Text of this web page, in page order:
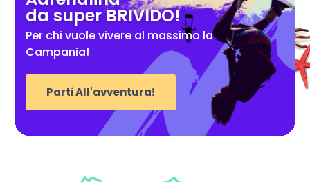
da super BRIVIDO!
Per chi vuole vivere al massimo la
Campania!
Parti All'avventura!